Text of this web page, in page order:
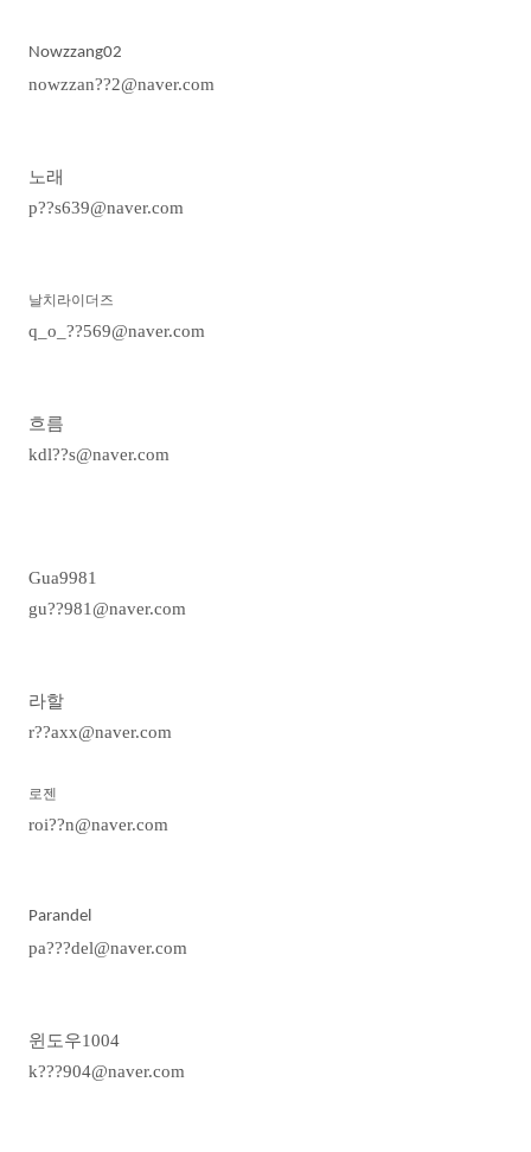
Nowzzang02
nowzzan??2@naver.com
노래
p??s639@naver.com
날치라이더즈
q_o_??569@naver.com
흐름
kdl??s@naver.com
Gua9981
gu??981@naver.com
라할
r??axx@naver.com
로젠
roi??n@naver.com
Parandel
pa???del@naver.com
윈도우1004
k???904@naver.com